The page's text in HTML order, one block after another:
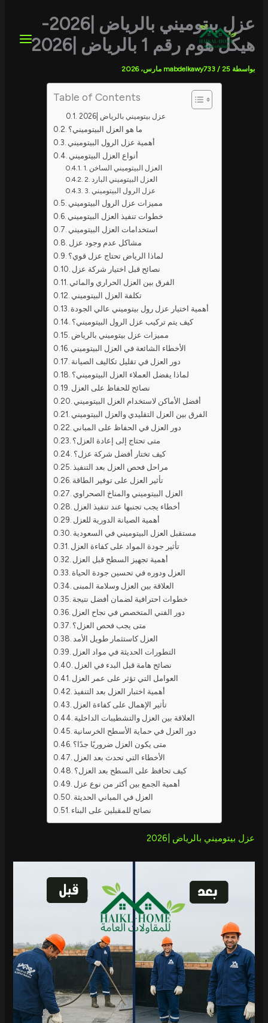
المحتوى
عزل بيتوميني بالرياض |2026-
هيكل هوم رقم 1 بالرياض |2026
بواسطة mabdelkawy733 / 25 مارس، 2026
Table of Contents
عزل بيتوميني بالرياض |2026
ما هو العزل البيتوميني؟
أهمية عزل الرول البيتوميني
أنواع العزل البيتوميني
1. العزل البيتوميني الساخن
2. العزل البيتوميني البارد
3. عزل الرول البيتوميني
مميزات عزل الرول البيتوميني
خطوات تنفيذ العزل البيتوميني
استخدامات العزل البيتوميني
مشاكل عدم وجود عزل
لماذا الرياض تحتاج عزل قوي؟
نصائح قبل اختيار شركة عزل
الفرق بين العزل الحراري والمائي
تكلفة العزل البيتوميني
أهمية اختيار عزل رول بيتوميني عالي الجودة
كيف يتم تركيب عزل الرول البيتوميني؟
مميزات عزل بيتوميني بالرياض
الأخطاء الشائعة في العزل البيتوميني
دور العزل في تقليل تكاليف الصيانة
لماذا يفضل العملاء العزل البيتوميني؟
نصائح للحفاظ على العزل
أفضل الأماكن لاستخدام العزل البيتوميني
الفرق بين العزل التقليدي والعزل البيتوميني
دور العزل في الحفاظ على المباني
متى تحتاج إلى إعادة العزل؟
كيف تختار أفضل شركة عزل؟
مراحل فحص العزل بعد التنفيذ
تأثير العزل على توفير الطاقة
العزل البيتوميني والمناخ الصحراوي
أخطاء يجب تجنبها عند تنفيذ العزل
أهمية الصيانة الدورية للعزل
مستقبل العزل البيتوميني في السعودية
تأثير جودة المواد على كفاءة العزل
أهمية تجهيز السطح قبل العزل
العزل ودوره في تحسين جودة الحياة
العلاقة بين العزل وسلامة المبنى
خطوات احترافية لضمان أفضل نتيجة
دور الفني المتخصص في نجاح العزل
متى يجب فحص العزل؟
العزل كاستثمار طويل الأمد
التطورات الحديثة في مواد العزل
نصائح هامة قبل البدء في العزل
العوامل التي تؤثر على عمر العزل
أهمية اختبار العزل بعد التنفيذ
تأثير الإهمال على كفاءة العزل
العلاقة بين العزل والتشطيبات الداخلية
دور العزل في حماية الأسطح الخرسانية
متى يكون العزل ضروريًا جدًا؟
الأخطاء التي تحدث بعد العزل
كيف تحافظ على السطح بعد العزل؟
أهمية الجمع بين أكثر من نوع عزل
العزل في المباني الحديثة
نصائح للمقبلين على البناء
عزل بيتوميني بالرياض |2026